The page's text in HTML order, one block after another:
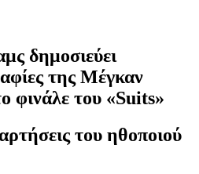
δημοσιεύει
της Μέγκαν
φινάλε του «Suits»
του ηθοποιού